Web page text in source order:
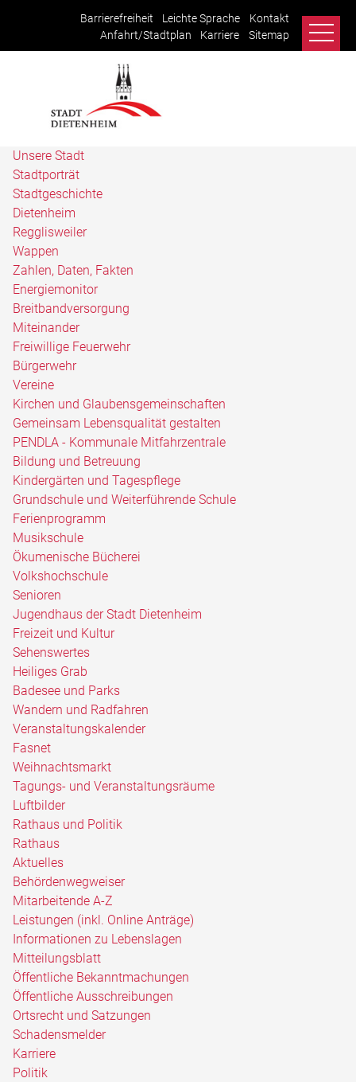
Barrierefreiheit Leichte Sprache
Kontakt
Anfahrt/Stadtplan
Karriere Sitemap
Unsere Stadt
Stadtporträt
Stadtgeschichte
Dietenheim
Regglisweiler
Wappen
Zahlen, Daten, Fakten
Energiemonitor
Breitbandversorgung
Miteinander
Freiwillige Feuerwehr
Bürgerwehr
Vereine
Kirchen und Glaubensgemeinschaften
Gemeinsam Lebensqualität gestalten
PENDLA - Kommunale Mitfahrzentrale
Bildung und Betreuung
Kindergärten und Tagespflege
Grundschule und Weiterführende Schule
Ferienprogramm
Musikschule
Ökumenische Bücherei
Volkshochschule
Senioren
Jugendhaus der Stadt Dietenheim
Freizeit und Kultur
Sehenswertes
Heiliges Grab
Badesee und Parks
Wandern und Radfahren
Veranstaltungskalender
Fasnet
Weihnachtsmarkt
Tagungs- und Veranstaltungsräume
Luftbilder
Rathaus und Politik
Rathaus
Aktuelles
Behördenwegweiser
Mitarbeitende A-Z
Leistungen (inkl. Online Anträge)
Informationen zu Lebenslagen
Mitteilungsblatt
Öffentliche Bekanntmachungen
Öffentliche Ausschreibungen
Ortsrecht und Satzungen
Schadensmelder
Karriere
Politik